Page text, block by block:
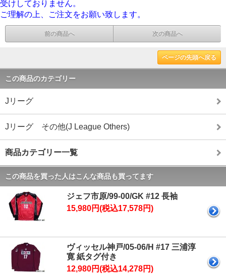
受けしておりません。
ご理解の上、ご注文をお願い致します。
前の商品へ 次の商品へ
ページの先頭へ戻る
この商品のカテゴリー
Jリーグ
Jリーグ その他(J League Others)
商品カテゴリー一覧
この商品を買った人はこんな商品も買ってます
ジェフ市原/99-00/GK #12 長袖
15,980円(税込17,578円)
ヴィッセル神戸/05-06/H #17 三浦淳
寛 紙タグ付き
12,980円(税込14,278円)